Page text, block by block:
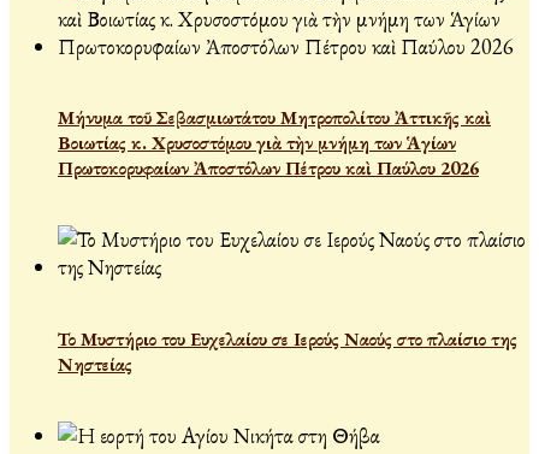
Μήνυμα τοῦ Σεβασμιωτάτου Μητροπολίτου Ἀττικῆς καὶ
Βοιωτίας κ. Χρυσοστόμου γιὰ τὴν μνήμη των Ἁγίων
Πρωτοκορυφαίων Ἀποστόλων Πέτρου καὶ Παύλου 2026
Το Μυστήριο του Ευχελαίου σε Ιερούς Ναούς στο πλαίσιο της
Νηστείας